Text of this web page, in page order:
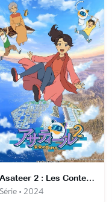
Asateer 2 : Les Contes du futur
• 2024